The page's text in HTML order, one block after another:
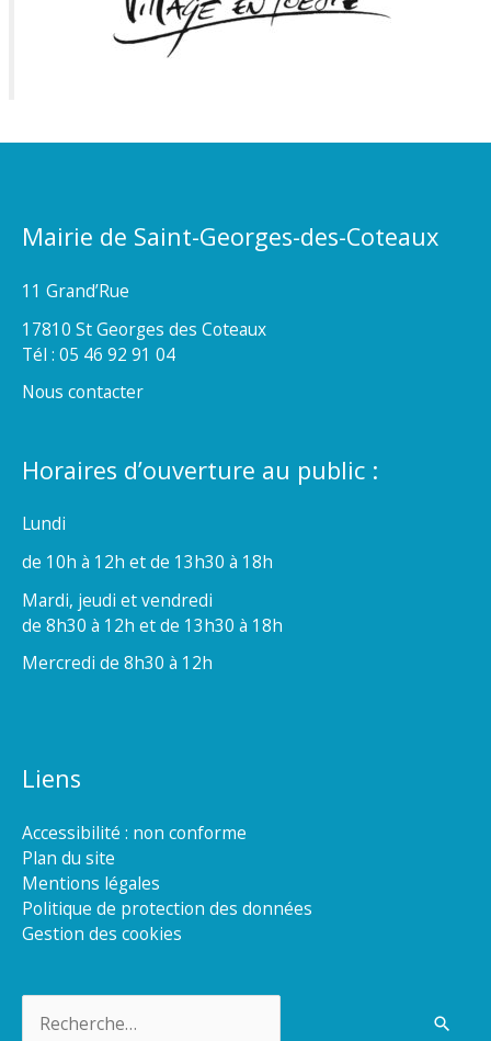
Mairie de Saint-Georges-des-Coteaux
11 Grand’Rue
17810 St Georges des Coteaux
Tél : 05 46 92 91 04
Nous contacter
Horaires d’ouverture au public :
Lundi
de 10h à 12h et de 13h30 à 18h
Mardi, jeudi et vendredi
de 8h30 à 12h et de 13h30 à 18h
Mercredi de 8h30 à 12h
Liens
Accessibilité : non conforme
Plan du site
Mentions légales
Politique de protection des données
Gestion des cookies